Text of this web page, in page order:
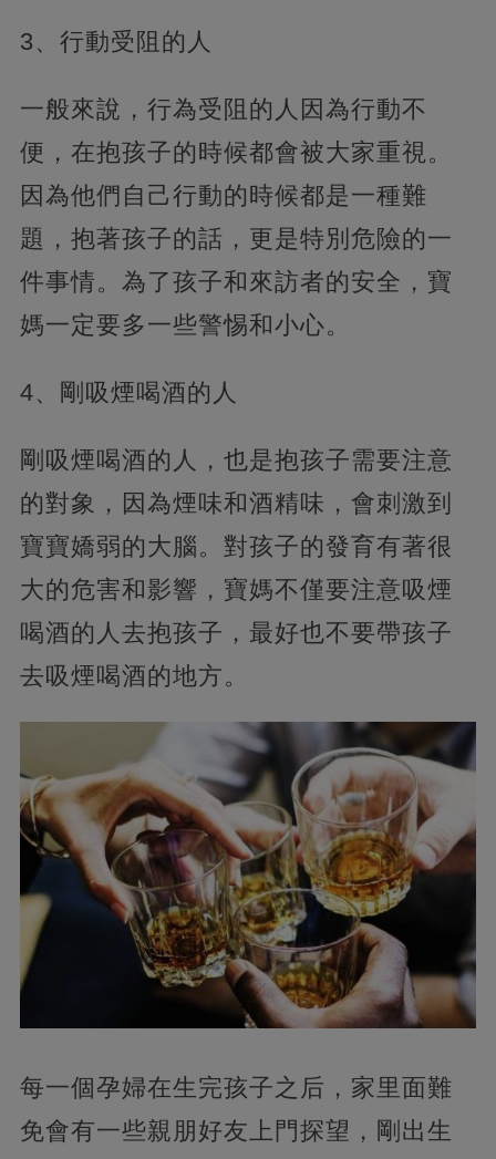
3、行動受阻的人
一般來說，行為受阻的人因為行動不
便，在抱孩子的時候都會被大家重視。
因為他們自己行動的時候都是一種難
題，抱著孩子的話，更是特別危險的一
件事情。為了孩子和來訪者的安全，寶
媽一定要多一些警惕和小心。
4、剛吸煙喝酒的人
剛吸煙喝酒的人，也是抱孩子需要注意
的對象，因為煙味和酒精味，會刺激到
寶寶嬌弱的大腦。對孩子的發育有著很
大的危害和影響，寶媽不僅要注意吸煙
喝酒的人去抱孩子，最好也不要帶孩子
去吸煙喝酒的地方。
每一個孕婦在生完孩子之后，家里面難
免會有一些親朋好友上門探望，剛出生